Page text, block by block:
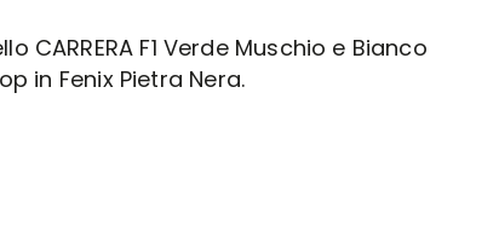
CARRERA F1 Verde Muschio e Bianco
in Fenix Pietra Nera.